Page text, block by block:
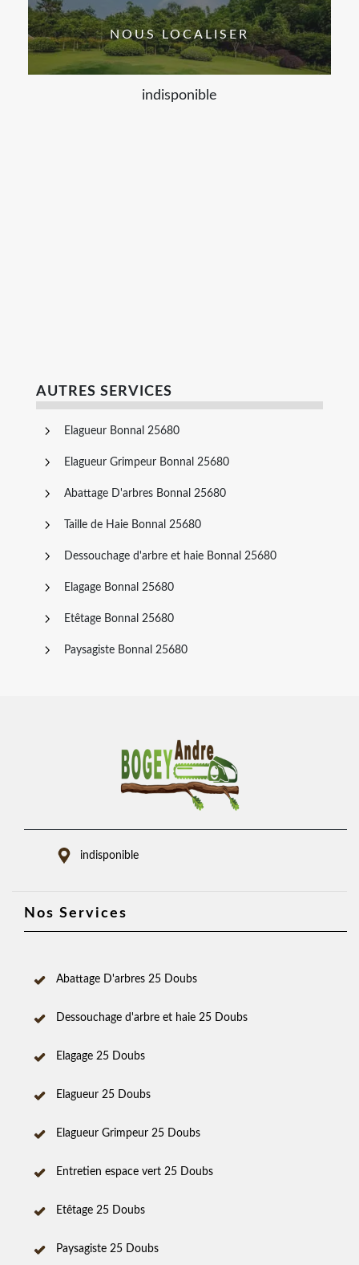
NOUS LOCALISER
indisponible
AUTRES SERVICES
Elagueur Bonnal 25680
Elagueur Grimpeur Bonnal 25680
Abattage D'arbres Bonnal 25680
Taille de Haie Bonnal 25680
Dessouchage d'arbre et haie Bonnal 25680
Elagage Bonnal 25680
Etêtage Bonnal 25680
Paysagiste Bonnal 25680
indisponible
Nos Services
Abattage D'arbres 25 Doubs
Dessouchage d'arbre et haie 25 Doubs
Elagage 25 Doubs
Elagueur 25 Doubs
Elagueur Grimpeur 25 Doubs
Entretien espace vert 25 Doubs
Etêtage 25 Doubs
Paysagiste 25 Doubs